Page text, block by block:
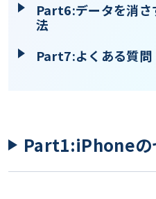
Part6:データを消さ
法
Part7:よくある質問
Part1:iPhoneの